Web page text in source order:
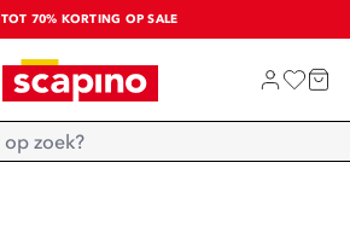
TOT 70% KORTING OP SALE
SALE: LAATSTE KANS!
SHOP NIEUW
Home